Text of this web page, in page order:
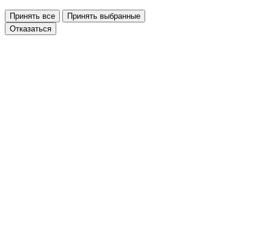
Принять все
Принять выбранные
Отказаться